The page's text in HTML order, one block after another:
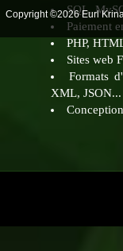
SQL,
Paiement
PHP,
Sites web
Formats
XML, JSON...
Copyright ©2026 Eurl